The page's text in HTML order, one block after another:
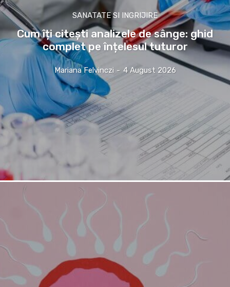
SANATATE SI INGRIJIRE
Cum îți citești analizele de sânge: ghid
complet pe înțelesul tuturor
Mariana Felvinczi - 4 August 2026